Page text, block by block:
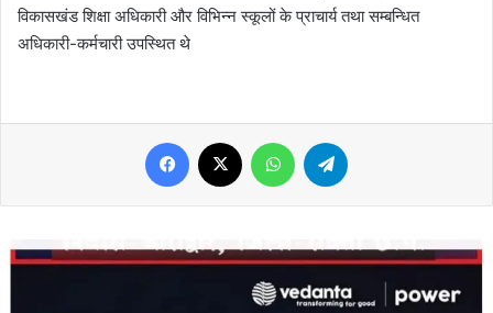
विकासखंड शिक्षा अधिकारी और विभिन्न स्कूलों के प्राचार्य तथा सम्बन्धित
अधिकारी-कर्मचारी उपस्थित थे
Facebook WhatsApp